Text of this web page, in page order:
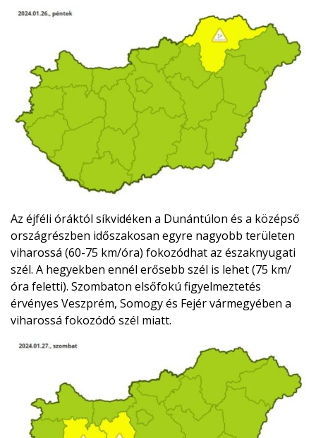
Az éjféli óráktól síkvidéken a Dunántúlon és a középső
országrészben időszakosan egyre nagyobb területen
viharossá (60-75 km/óra) fokozódhat az északnyugati
szél. A hegyekben ennél erősebb szél is lehet (75 km/
óra feletti). Szombaton elsőfokú figyelmeztetés
érvényes Veszprém, Somogy és Fejér vármegyében a
viharossá fokozódó szél miatt.